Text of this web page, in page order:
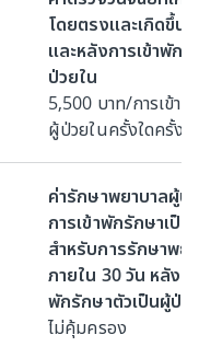
โดยตรงและเกิดขึ้น
และหลังการเข้าพัก
ป่วยใน
5,500 บาท/การเข้า
ผู้ป่วยในครั้งใดครั้ง
ค่ารักษาพยาบาลผู้ป่
การเข้าพักรักษาเป็
สำหรับการรักษาพย
ภายใน 30 วัน หลังอ
พักรักษาตัวเป็นผู้ป่ว
ไม่คุ้มครอง